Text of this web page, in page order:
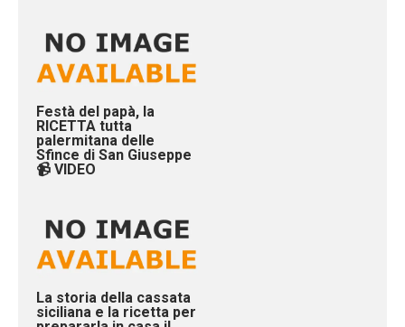
Festà del papà, la
RICETTA tutta
palermitana delle
Sfince di San Giuseppe
📹 VIDEO
La storia della cassata
siciliana e la ricetta per